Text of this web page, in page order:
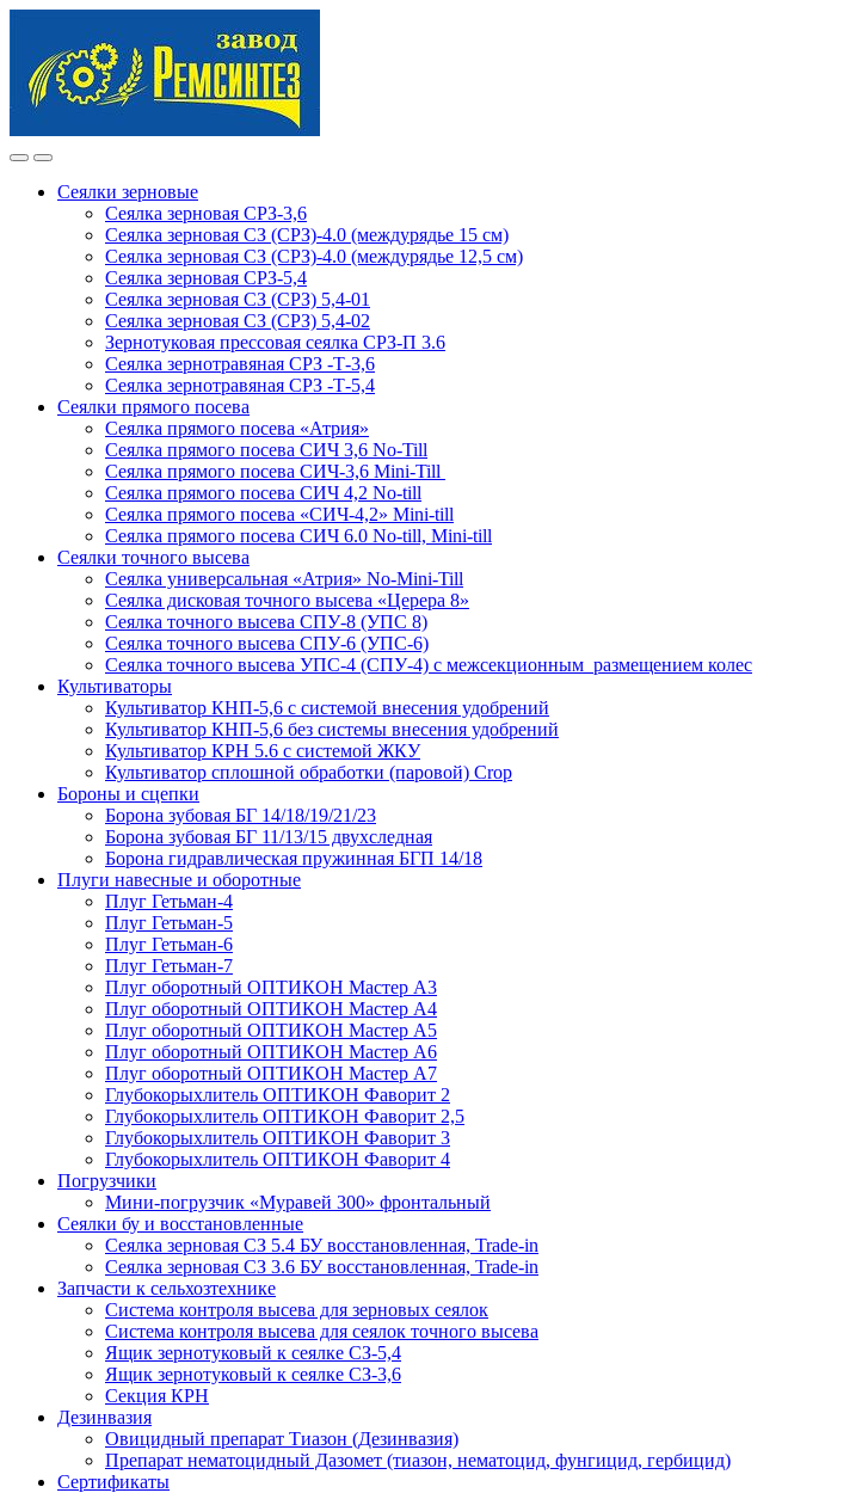
navigation
content
Сеялки зерновые
Сеялка зерновая СРЗ-3,6
Сеялка зерновая СЗ (СРЗ)-4.0 (междурядье 15 см)
Сеялка зерновая СЗ (СРЗ)-4.0 (междурядье 12,5 см)
Сеялка зерновая СРЗ-5,4
Сеялка зерновая СЗ (СРЗ) 5,4-01
Сеялка зерновая СЗ (СРЗ) 5,4-02
Зернотуковая прессовая сеялка СРЗ-П 3.6
Сеялка зернотравяная СРЗ -Т-3,6
Сеялка зернотравяная СРЗ -Т-5,4
Сеялки прямого посева
Сеялка прямого посева «Атрия»
Сеялка прямого посева СИЧ 3,6 No-Till
Сеялка прямого посева СИЧ-3,6 Mini-Till
Сеялка прямого посева СИЧ 4,2 No-till
Сеялка прямого посева «СИЧ-4,2» Mini-till
Сеялка прямого посева СИЧ 6.0 No-till, Mini-till
Сеялки точного высева
Сеялка универсальная «Атрия» No-Mini-Till
Сеялка дисковая точного высева «Церера 8»
Сеялка точного высева СПУ-8 (УПС 8)
Сеялка точного высева СПУ-6 (УПС-6)
Сеялка точного высева УПС-4 (СПУ-4) с межсекционным размещением колес
Культиваторы
Культиватор КНП-5,6 с системой внесения удобрений
Культиватор КНП-5,6 без системы внесения удобрений
Культиватор КРН 5.6 с системой ЖКУ
Культиватор сплошной обработки (паровой) Crop
Бороны и сцепки
Борона зубовая БГ 14/18/19/21/23
Борона зубовая БГ 11/13/15 двухследная
Борона гидравлическая пружинная БГП 14/18
Плуги навесные и оборотные
Плуг Гетьман-4
Плуг Гетьман-5
Плуг Гетьман-6
Плуг Гетьман-7
Плуг оборотный ОПТИКОН Мастер А3
Плуг оборотный ОПТИКОН Мастер А4
Плуг оборотный ОПТИКОН Мастер А5
Плуг оборотный ОПТИКОН Мастер А6
Плуг оборотный ОПТИКОН Мастер А7
Глубокорыхлитель ОПТИКОН Фаворит 2
Глубокорыхлитель ОПТИКОН Фаворит 2,5
Глубокорыхлитель ОПТИКОН Фаворит 3
Глубокорыхлитель ОПТИКОН Фаворит 4
Погрузчики
Мини-погрузчик «Муравей 300» фронтальный
Сеялки бу и восстановленные
Сеялка зерновая СЗ 5.4 БУ восстановленная, Trade-in
Сеялка зерновая СЗ 3.6 БУ восстановленная, Trade-in
Запчасти к сельхозтехнике
Система контроля высева для зерновых сеялок
Система контроля высева для сеялок точного высева
Ящик зернотуковый к сеялке СЗ-5,4
Ящик зернотуковый к сеялке СЗ-3,6
Секция КРН
Дезинвазия
Овицидный препарат Тиазон (Дезинвазия)
Препарат нематоцидный Дазомет (тиазон, нематоцид, фунгицид, гербицид)
Сертификаты